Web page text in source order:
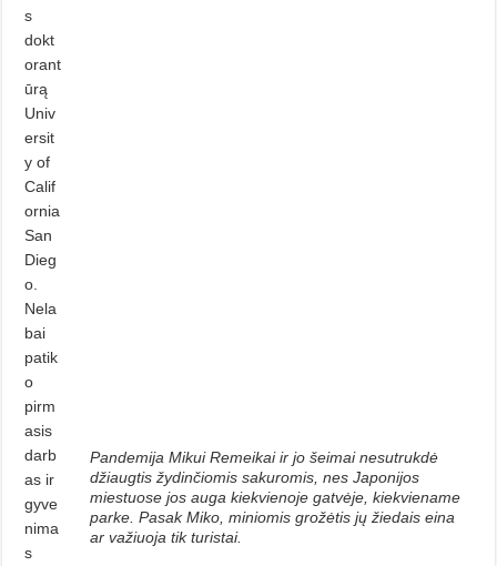
Pandemija Mikui Remeikai ir jo šeimai nesutrukdė
džiaugtis žydinčiomis sakuromis, nes Japonijos
miestuose jos auga kiekvienoje gatvėje, kiekviename
parke. Pasak Miko, miniomis grožėtis jų žiedais eina
ar važiuoja tik turistai.
s
dokt
orant
ūrą
Univ
ersit
y of
Calif
ornia
San
Dieg
o.
Nela
bai
patik
o
pirm
asis
darb
as ir
gyve
nima
s